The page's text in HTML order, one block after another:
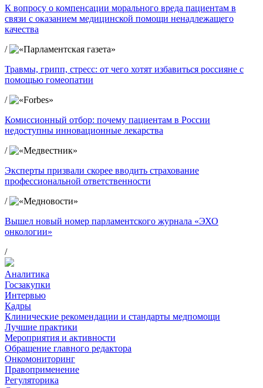
К вопросу о компенсации морального вреда пациентам в
связи с оказанием медицинской помощи ненадлежащего
качества
/
Травмы, грипп, стресс: от чего хотят избавиться россияне с
помощью гомеопатии
/
Комиссионный отбор: почему пациентам в России
недоступны инновационные лекарства
/
Эксперты призвали скорее вводить страхование
профессиональной ответственности
/
Вышел новый номер парламентского журнала «ЭХО
онкологии»
/
Аналитика
Госзакупки
Интервью
Кадры
Клинические рекомендации и стандарты медпомощи
Лучшие практики
Мероприятия и активности
Обращение главного редактора
Онкомониторинг
Правоприменение
Регуляторика